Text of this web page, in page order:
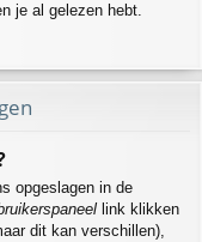
je al gelezen hebt.
opgeslagen in de
link klikken
dit kan verschillen),